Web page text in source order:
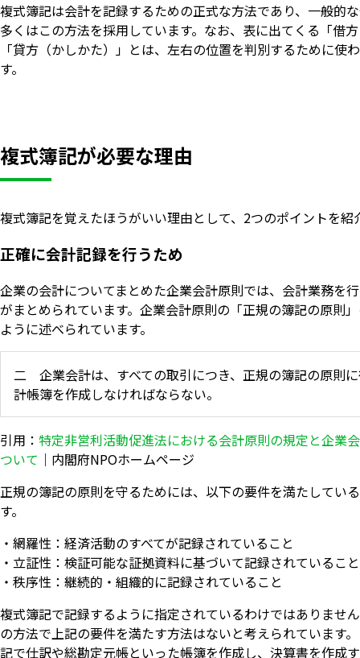
複式簿記は会計を記録するための正式な方法であり、一般的
多くはこの方法を採用しています。なお、表に出てくる「借
「貸方（かしかた）」とは、左右の位置を判別するために使
す。
複式簿記が必要な理由
複式簿記を覚えたほうがいい理由として、2つのポイントを紹
正確に会計記録を行うため
企業の会計についてまとめた企業会計原則では、会計業務を
がまとめられています。企業会計原則の「正規の簿記の原則
ように述べられています。
二 企業会計は、すべての取引につき、正規の簿記の原則
計帳簿を作成しなければならない。
引用： 特定非営利活動促進法における会計原則の規定と企業
ついて ｜内閣府NPOホームページ
正規の簿記の原則を守るためには、以下の要件を満たしてい
す。
・網羅性：経済活動のすべてが記録されていること
・立証性：検証可能な証拠資料に基づいて記録されていること
・秩序性：継続的・組織的に記録されていること
複式簿記で記録するように指定されているわけではありませ
の方法で上記の要件を満たす方法はないと考えられています
記で仕訳や総勘定元帳といった帳簿を作成し、決算書を作成